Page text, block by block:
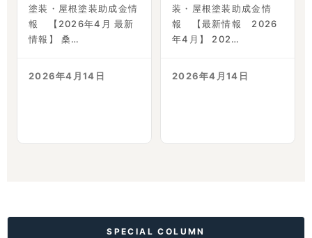
塗装・屋根塗装助成金情
報 【2026年4月 最新
情報】 桑…
2026年4月14日
装・屋根塗装助成金情
報 【最新情報 2026
年4月】 202…
2026年4月14日
SPECIAL COLUMN